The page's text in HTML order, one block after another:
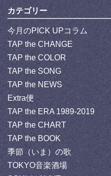
カテゴリー
今月のPICK UPコラム
TAP the CHANGE
TAP the COLOR
TAP the SONG
TAP the NEWS
Extra便
TAP the ERA 1989-2019
TAP the CHART
TAP the BOOK
季節（いま）の歌
TOKYO音楽酒場